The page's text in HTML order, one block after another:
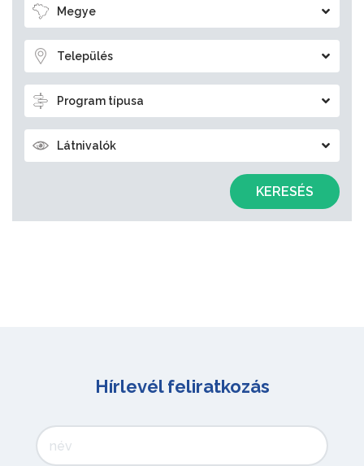
Megye
Település
Program típusa
Látnivalók
KERESÉS
Hírlevél feliratkozás